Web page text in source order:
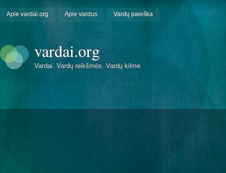
Apie vardai.org Apie vardus Vardų paieška
vardai.org
Vardai. Vardų reikšmės. Vardų kilmė.